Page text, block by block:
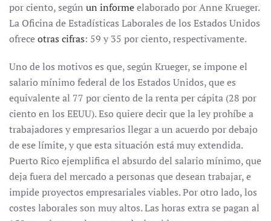
por ciento, según un informeelaborado por Anne Krueger.
La Oficina de Estadísticas Laborales de los Estados Unidos
ofreceotras cifras: 59 y 35 por ciento, respectivamente.
Uno de los motivos es que, según Krueger, se impone el
salario mínimo federal de los Estados Unidos, que es
equivalente al 77 por ciento de la renta per cápita (28 por
ciento en los EEUU). Eso quiere decir que la ley prohíbe a
trabajadores y empresarios llegar a un acuerdo por debajo
de ese límite, y que esta situación está muy extendida.
Puerto Rico ejemplifica el absurdo del salario mínimo, que
deja fuera del mercado a personas que desean trabajar, e
impide proyectos empresariales viables. Por otro lado, los
costes laborales son muy altos. Las horas extra se pagan al